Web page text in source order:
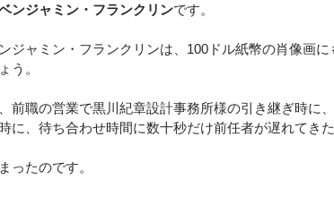
ンジャミン・フランクリンです。
ジャミン・フランクリンは、100ドル紙幣の肖像画
う。
前職の営業で黒川紀章設計事務所様の引き継ぎ時に
に、待ち合わせ時間に数十秒だけ前任者が遅れてきた
ったのです。